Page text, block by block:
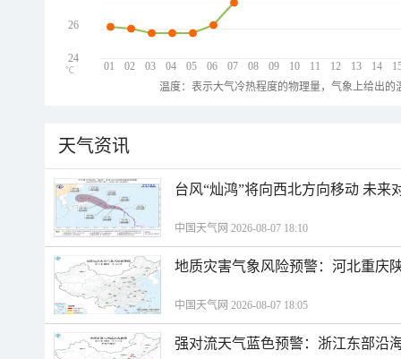
01 02 03 04 05 06 07 08 09 10 11 12 13 14
26
24
℃
温度：表示大气冷热程度的物理量，气象上给出
天气资讯
台风“灿鸿”将向西北方向移动 未来
中国天气网 2026-08-07 18:10
地质灾害气象风险预警：河北重庆
中国天气网 2026-08-07 18:05
强对流天气蓝色预警：浙江东部沿